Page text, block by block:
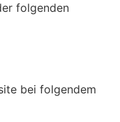
folgenden
bei folgendem